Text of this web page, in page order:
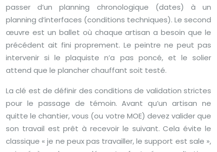
passer d’un planning chronologique (dates) à un
planning d’interfaces (conditions techniques). Le second
œuvre est un ballet où chaque artisan a besoin que le
précédent ait fini proprement. Le peintre ne peut pas
intervenir si le plaquiste n’a pas poncé, et le solier
attend que le plancher chauffant soit testé.
La clé est de définir des conditions de validation strictes
pour le passage de témoin. Avant qu’un artisan ne
quitte le chantier, vous (ou votre MOE) devez valider que
son travail est prêt à recevoir le suivant. Cela évite le
classique « je ne peux pas travailler, le support est sale »,